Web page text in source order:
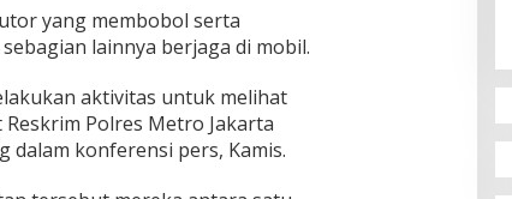
yang membobol serta
lainnya berjaga di mobil.
aktivitas untuk melihat
Polres Metro Jakarta
dalam konferensi pers, Kamis.